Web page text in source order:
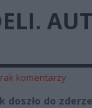
komentarzy
doszło do